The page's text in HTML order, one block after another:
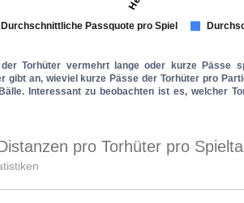
Torhüter vermehrt lange oder kurze Pässe
gibt an, wieviel kurze Pässe der Torhüter pro
Interessant zu beobachten ist es, welcher